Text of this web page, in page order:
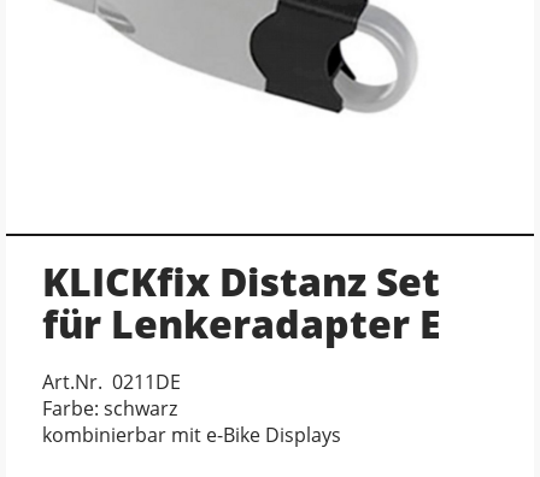
KLICKfix Distanz Set
für Lenkeradapter E
Art.Nr. 0211DE
Farbe: schwarz
kombinierbar mit e-Bike Displays